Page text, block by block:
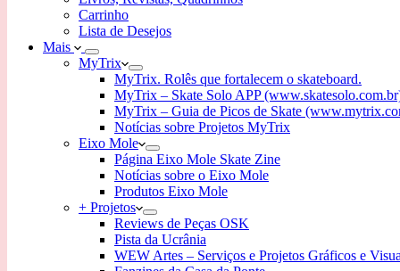
Carrinho
Lista de Desejos
Mais
MyTrix
MyTrix. Rolês que fortalecem o skateboard.
MyTrix – Skate Solo APP
MyTrix – Guia de Picos de Skate
Notícias sobre Projetos MyTrix
Eixo Mole
Página Eixo Mole Skate Zine
Notícias sobre o Eixo Mole
Produtos Eixo Mole
+ Projetos
Reviews de Peças OSK
Pista da Ucrânia
WEW Artes – Serviços e Projetos Gráficos e